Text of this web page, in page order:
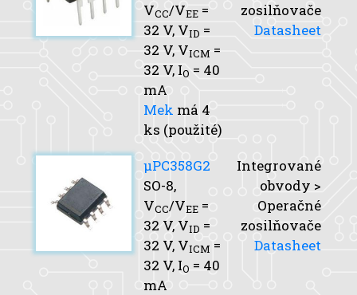
VCC/VEE =
32 V, VID =
32 V, VICM =
32 V, IO = 40
mA
Mek má 4
ks (použité)
zosilňovače
Datasheet
μPC358G2
SO-8,
VCC/VEE =
32 V, VID =
32 V, VICM =
32 V, IO = 40
mA
Integrované
obvody >
Operačné
zosilňovače
Datasheet